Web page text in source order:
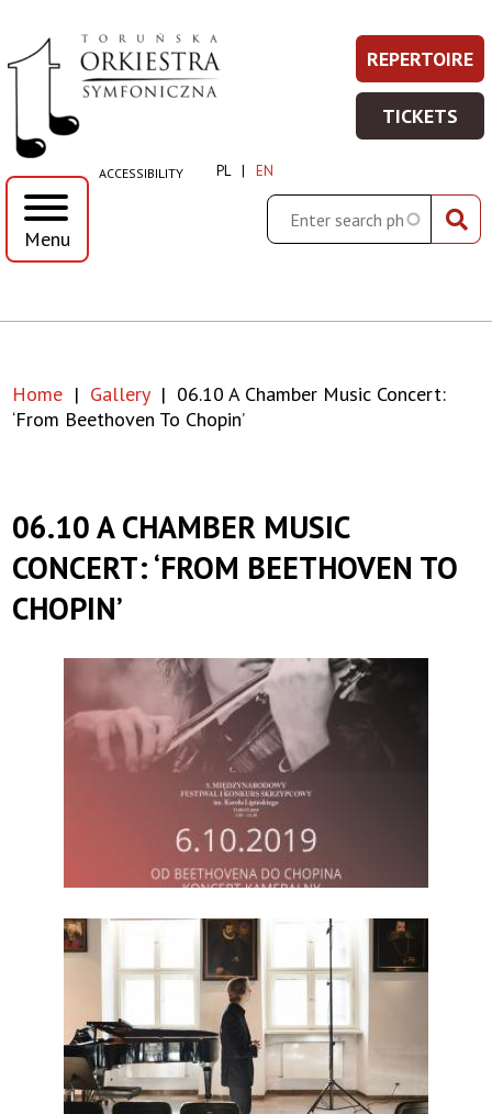
06.10
A
chamber
music
concert:
‘From
to
Toruńska
Orkiestra
Symfoniczna
Skip
to
menu
Skip
to
content
Skip
to
search
Skip
to
footer
ACCESSIBILITY PL EN
Search
Menu
Prawe
Top
Menu
REPERTOIRE
-
WIĘCEJ
TICKETS
Breadcrumb
Home Gallery
06.10 A Chamber Music Concert:
‘From Beethoven To Chopin’
06.10 A CHAMBER MUSIC
CONCERT: ‘FROM BEETHOVEN TO
CHOPIN’